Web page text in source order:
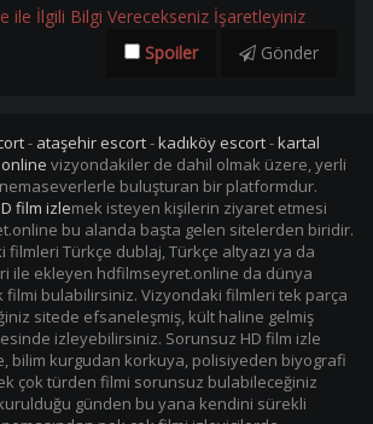
ile İlgili Bilgi Verecekseniz İşaretleyiniz
Spoiler
Gönder
- ataşehir escort-kadıköy escort-kartal
vizyondakiler de dahil olmak üzere, yerli
buluşturan bir platformdur.
film izlemek isteyen kişilerin ziyaret etmesi
bu alanda başta gelen sitelerden biridir.
filmleri Türkçe dublaj, Türkçe altyazı ya da
ile ekleyen hdfilmseyret.online da dünya
filmi bulabilirsiniz. Vizyondaki filmleri tek parça
sitede efsaneleşmiş, kült haline gelmiş
izleyebilirsiniz. Sorunsuz HD film izle
bilim kurgudan korkuya, polisiyeden biyografi
çok türden filmi sorunsuz bulabileceğiniz
günden bu yana kendini sürekli